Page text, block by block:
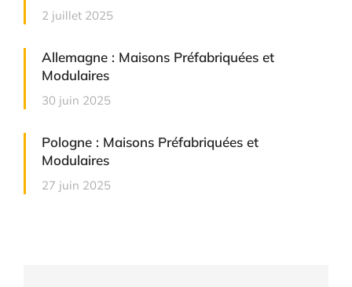
2 juillet 2025
Allemagne : Maisons Préfabriquées et
Modulaires
30 juin 2025
Pologne : Maisons Préfabriquées et
Modulaires
27 juin 2025